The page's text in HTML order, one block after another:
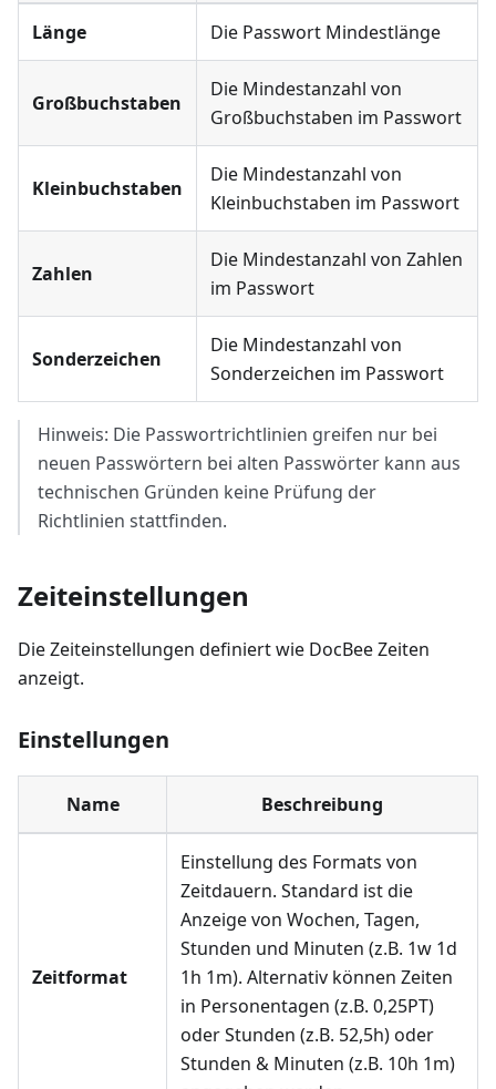
Länge Die Passwort Mindestlänge
Großbuchstaben
Die Mindestanzahl von
Großbuchstaben im Passwort
Kleinbuchstaben
Die Mindestanzahl von
Kleinbuchstaben im Passwort
Zahlen
Die Mindestanzahl von Zahlen
im Passwort
Sonderzeichen
Die Mindestanzahl von
Sonderzeichen im Passwort
Hinweis: Die Passwortrichtlinien greifen nur bei
neuen Passwörtern bei alten Passwörter kann aus
technischen Gründen keine Prüfung der
Richtlinien stattfinden.
Zeiteinstellungen
Die Zeiteinstellungen definiert wie DocBee Zeiten
anzeigt.
Einstellungen
Name Beschreibung
Zeitformat
Einstellung des Formats von
Zeitdauern. Standard ist die
Anzeige von Wochen, Tagen,
Stunden und Minuten (z.B. 1w 1d
1h 1m). Alternativ können Zeiten
in Personentagen (z.B. 0,25PT)
oder Stunden (z.B. 52,5h) oder
Stunden & Minuten (z.B. 10h 1m)